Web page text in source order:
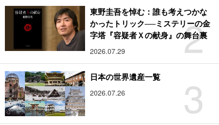
2
東野圭吾を悼む：誰も考えつかな
かったトリック──ミステリーの金
字塔『容疑者Ｘの献身』の舞台裏
2026.07.29
3
日本の世界遺産一覧
2026.07.26